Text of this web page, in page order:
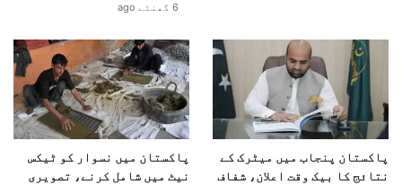
6 گھنٹے ago
پاکستان پنجاب میں میٹرک کے
نتائج کا بیک وقت اعلان، شفاف
پاکستان میں نسوار کو ٹیکس
نیٹ میں شامل کرنے، تصویری